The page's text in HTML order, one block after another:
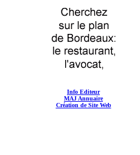
Info Editeur
MAJ Annuaire
Création de Site Web